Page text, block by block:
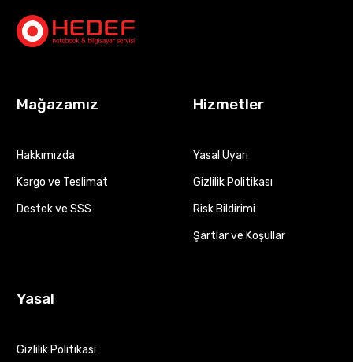
Mağazamız
Hakkımızda
Kargo ve Teslimat
Destek ve SSS
Hizmetler
Yasal Uyarı
Gizlilik Politikası
Risk Bildirimi
Şartlar ve Koşullar
Yasal
Gizlilik Politikası